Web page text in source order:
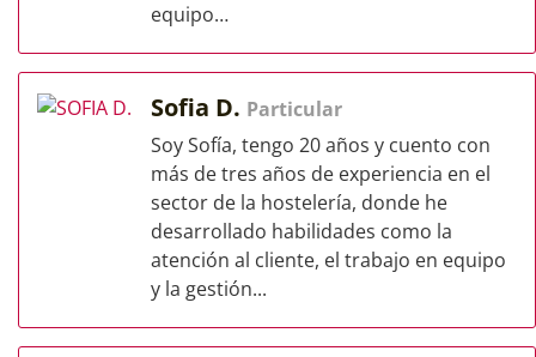
equipo…
Sofia D. Particular
Soy Sofía, tengo 20 años y cuento con
más de tres años de experiencia en el
sector de la hostelería, donde he
desarrollado habilidades como la
atención al cliente, el trabajo en equipo
y la gestión...